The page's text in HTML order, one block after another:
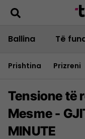
Ballina Të
Prishtina Prizreni
Tensione të
Mesme -
MINUTE